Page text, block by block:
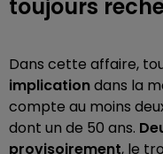
toujours
Dans cette affaire,
implicationdans la
compte au moins
dont un de 50 ans.
provisoirement, le